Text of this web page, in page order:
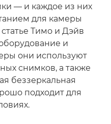
— и каждое из них
для камеры
Тимо и Дэйв
и
они используют
снимков, а также
беззеркальная
подходит для